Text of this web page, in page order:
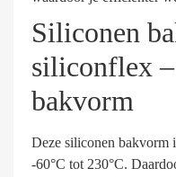
Siliconen
siliconflex
bakvorm
Deze siliconen bakvorm
-60°C tot 230°C.